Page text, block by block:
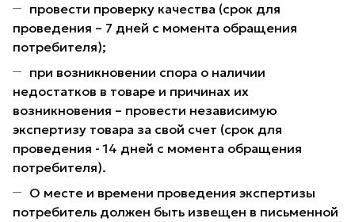
провести проверку качества (срок для
проведения – 7 дней с момента обращения
потребителя);
при возникновении спора о наличии
недостатков в товаре и причинах их
возникновения – провести независимую
экспертизу товара за свой счет (срок для
проведения - 14 дней с момента обращения
потребителя).
О месте и времени проведения экспертизы
потребитель должен быть извещен в письменной